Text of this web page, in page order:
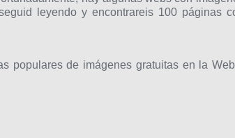
leyendo y encontrareis 100 páginas
populares de imágenes gratuitas en la